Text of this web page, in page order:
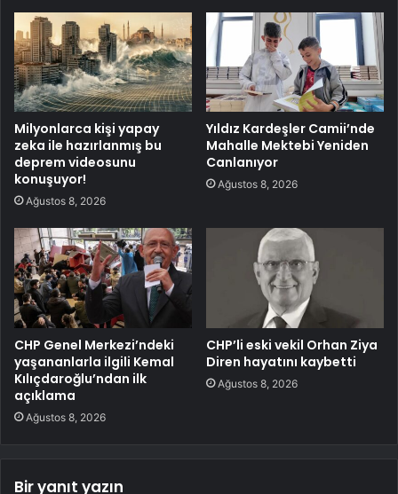
Milyonlarca kişi yapay
zeka ile hazırlanmış bu
deprem videosunu
konuşuyor!
Ağustos 8, 2026
Yıldız Kardeşler Camii’nde
Mahalle Mektebi Yeniden
Canlanıyor
Ağustos 8, 2026
CHP Genel Merkezi’ndeki
yaşananlarla ilgili Kemal
Kılıçdaroğlu’ndan ilk
açıklama
Ağustos 8, 2026
CHP’li eski vekil Orhan Ziya
Diren hayatını kaybetti
Ağustos 8, 2026
Bir yanıt yazın